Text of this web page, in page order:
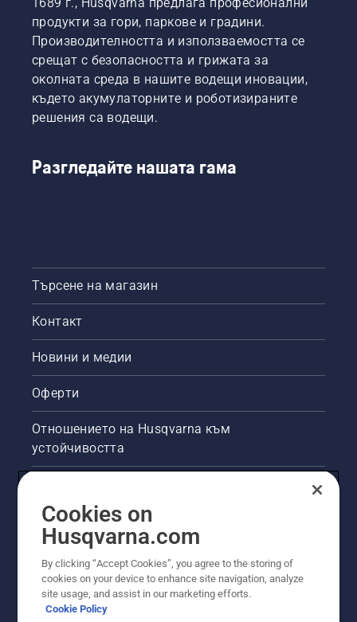
продукти за гори, паркове и градини.
Производителността и използваемостта се
срещат с безопасността и грижата за
околната среда в нашите водещи иновации,
където акумулаторните и роботизираните
решения са водещи.
Разгледайте нашата гама
Търсене на магазин
Контакт
Новини и медии
Оферти
Отношението на Husqvarna към
устойчивостта
Други сайтове на Husqvarna
Cookies on
Husqvarna.com
By clicking “Accept Cookies”, you agree to the storing of
cookies on your device to enhance site navigation, analyze
site usage, and assist in our marketing efforts.
Cookie Policy